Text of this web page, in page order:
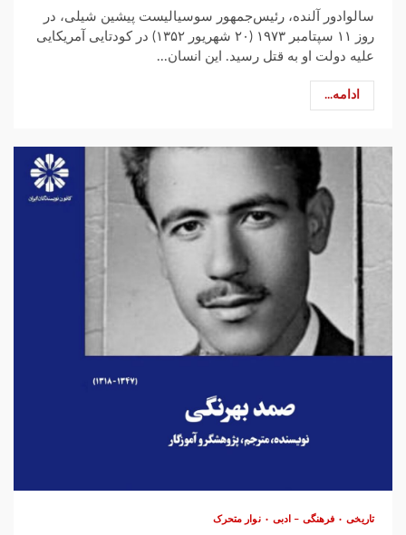
سالوادور آلنده، رئیس‌جمهور سوسیالیست پیشین شیلی، در
روز ۱۱ سپتامبر ۱۹۷۳ (۲۰ شهریور ۱۳۵۲) در کودتایی آمریکایی
علیه دولت او به قتل رسید. این انسان...
ادامه...
تاریخی فرهنگی – ادبی نوار متحرک